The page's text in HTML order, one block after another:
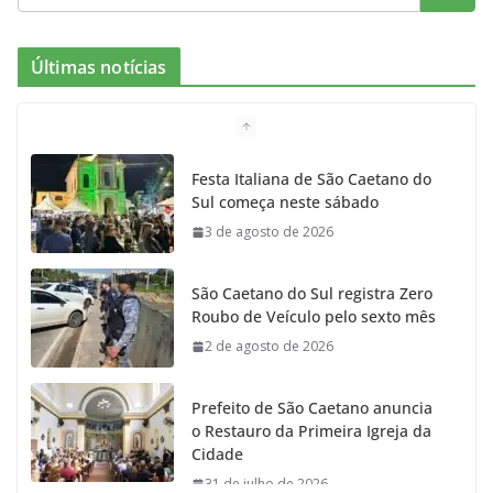
b
o
o
k
a
g
r
a
m
k t
r
u
e
Últimas notícias
Festa Italiana de São Caetano do
Sul começa neste sábado
3 de agosto de 2026
São Caetano do Sul registra Zero
Roubo de Veículo pelo sexto mês
2 de agosto de 2026
Prefeito de São Caetano anuncia
o Restauro da Primeira Igreja da
Cidade
31 de julho de 2026